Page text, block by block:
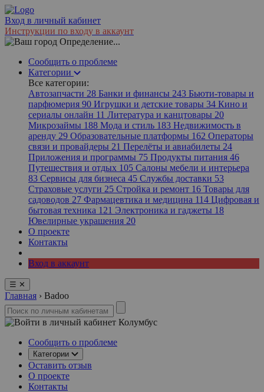
Вход в личный кабинет
Инструкции по входу в аккаунт
Определение...
Сообщить о проблеме
Категории
Все категории:
Автозапчасти 28 Банки и финансы 243 Бьюти-товары и
парфюмерия 90 Игрушки и детские товары 34 Кино и
сериалы онлайн 11 Литература и канцтовары 20
Микрозаймы 188 Мода и стиль 183 Недвижимость в
аренду 29 Образовательные платформы 162 Операторы
связи и провайдеры 21 Перелёты и авиабилеты 24
Приложения и программы 75 Продукты питания 46
Путешествия и отдых 105 Салоны мебели и интерьера
83 Сервисы для бизнеса 45 Службы доставки 53
Страховые услуги 25 Стройка и ремонт 16 Товары для
садоводов 27 Фармацевтика и медицина 114 Цифровая и
бытовая техника 121 Электроника и гаджеты 18
Ювелирные украшения 20
О проекте
Контакты
Вход в аккаунт
☰ ✕
Главная › Badoo
Колумбус
Сообщить о проблеме
Категории
Оставить отзыв
О проекте
Контакты